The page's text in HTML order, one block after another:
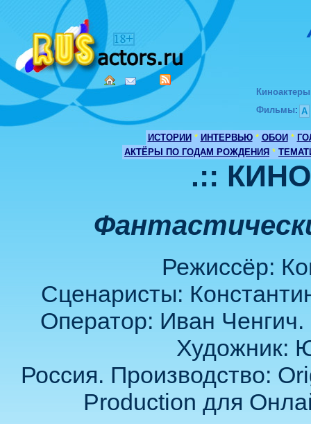
Киноактеры
Фильмы: А
ИСТОРИИ * ИНТЕРВЬЮ * ОБОИ *
АКТЁРЫ ПО ГОДАМ РОЖДЕНИЯ *
.::
Режиссёр:
Сценаристы:
Оператор: Иван
Художник:
Россия. Производство:
Production для